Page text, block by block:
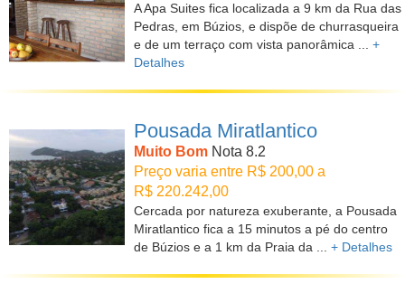
A Apa Suites fica localizada a 9 km da Rua das
Pedras, em Búzios, e dispõe de churrasqueira
e de um terraço com vista panorâmica ... +
Detalhes
Pousada Miratlantico
Muito Bom Nota 8.2
Preço varia entre R$ 200,00 a
R$ 220.242,00
Cercada por natureza exuberante, a Pousada
Miratlantico fica a 15 minutos a pé do centro
de Búzios e a 1 km da Praia da ... + Detalhes